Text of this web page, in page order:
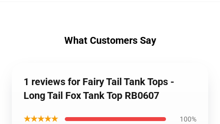
What Customers Say
1 reviews for Fairy Tail Tank Tops -
Long Tail Fox Tank Top RB0607
★★★★★ 100%